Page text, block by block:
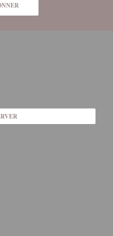
fenêtre))
fenêtre))fenêtre))